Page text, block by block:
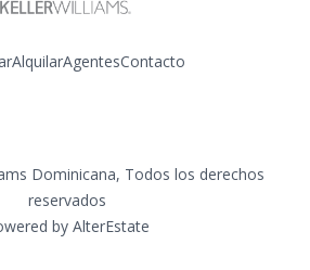
AlquilarAgentesContacto
Dominicana, Todos los derechos
reservados
by AlterEstate